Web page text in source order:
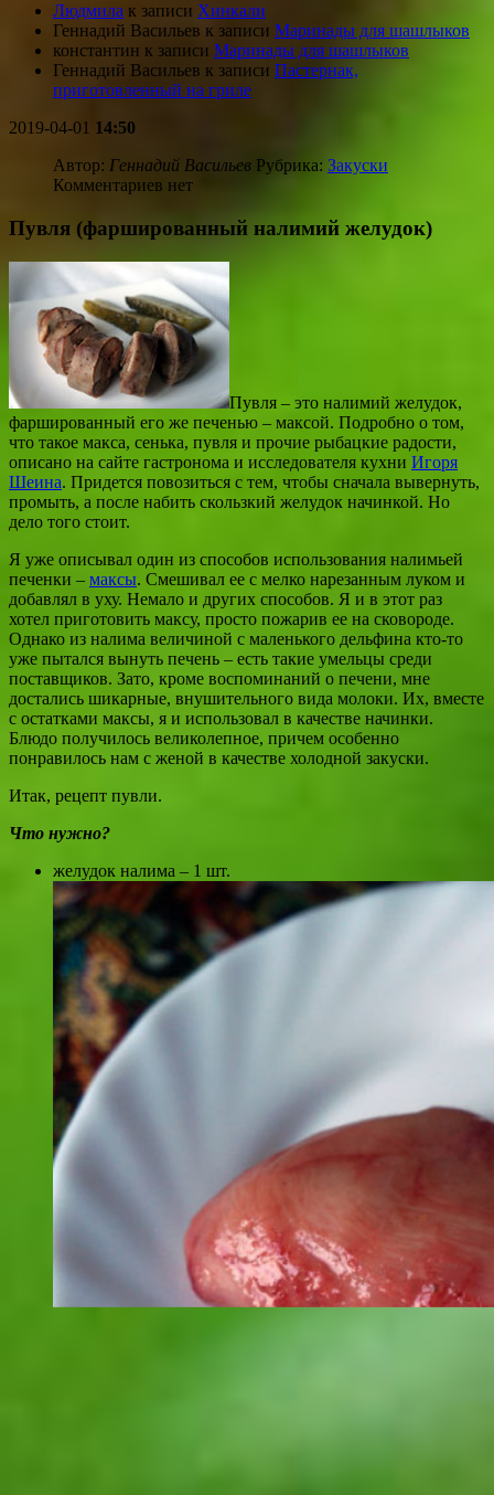
Людмила к записи Хинкали
Геннадий Васильев к записи Маринады для шашлыков
константин к записи Маринады для шашлыков
Геннадий Васильев к записи Пастернак,
приготовленный на гриле
2019-04-01 14:50
Автор: Геннадий Васильев Рубрика: Закуски
Комментариев нет
Пувля (фаршированный налимий желудок)
Пувля – это налимий желудок,
фаршированный его же печенью – максой. Подробно о том,
что такое макса, сенька, пувля и прочие рыбацкие радости,
описано на сайте гастронома и исследователя кухни Игоря
Шеина. Придется повозиться с тем, чтобы сначала вывернуть,
промыть, а после набить скользкий желудок начинкой. Но
дело того стоит.
Я уже описывал один из способов использования налимьей
печенки – максы. Смешивал ее с мелко нарезанным луком и
добавлял в уху. Немало и других способов. Я и в этот раз
хотел приготовить максу, просто пожарив ее на сковороде.
Однако из налима величиной с маленького дельфина кто-то
уже пытался вынуть печень – есть такие умельцы среди
поставщиков. Зато, кроме воспоминаний о печени, мне
достались шикарные, внушительного вида молоки. Их, вместе
с остатками максы, я и использовал в качестве начинки.
Блюдо получилось великолепное, причем особенно
понравилось нам с женой в качестве холодной закуски.
Итак, рецепт пувли.
Что нужно?
желудок налима – 1 шт.